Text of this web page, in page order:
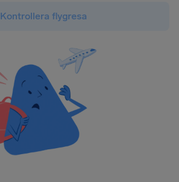
Kontrollera flygresa